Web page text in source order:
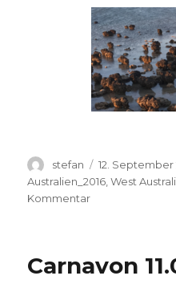
Autor
stefan
Veröffentlicht
am
12. September
Australien_2016 ,West
Kommentarzu
Carnavon